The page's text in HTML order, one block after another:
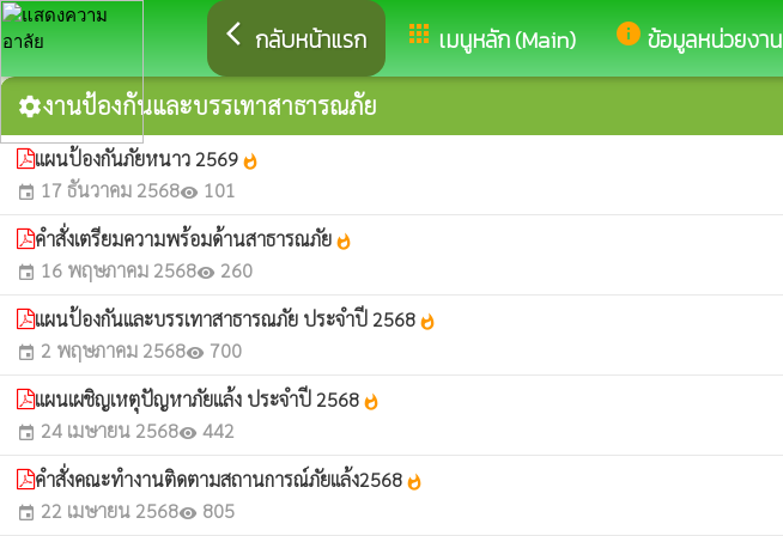
arrow_back_ios กลับหน้าแรก apps เมนูหลัก (Main) info ข้อมูลหน่วยงาน
settingsงานป้องกันและบรรเทาสาธารณภัย
แผนป้องกันภัยหนาว 2569 whatshot
event 17 ธันวาคม 2568visibility 101
คำสั่งเตรียมความพร้อมด้านสาธารณภัย whatshot
event 16 พฤษภาคม 2568visibility 260
แผนป้องกันและบรรเทาสาธารณภัย ประจำปี 2568 whatshot
event 2 พฤษภาคม 2568visibility 700
แผนเผชิญเหตุปัญหาภัยแล้ง ประจำปี 2568 whatshot
event 24 เมษายน 2568visibility 442
คำสั่งคณะทำงานติดตามสถานการณ์ภัยแล้ง2568 whatshot
event 22 เมษายน 2568visibility 805